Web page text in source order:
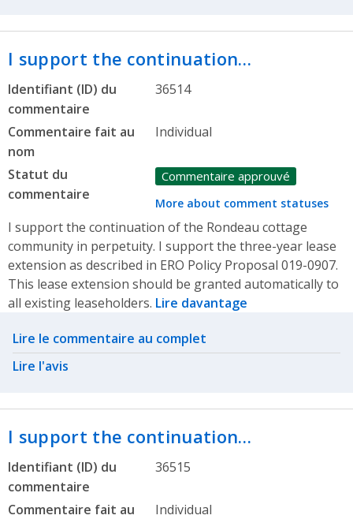
I support the continuation…
Identifiant (ID) du
commentaire
36514
Commentaire fait au
nom
Individual
Statut du
commentaire
Commentaire approuvé
More about comment statuses
I support the continuation of the Rondeau cottage
community in perpetuity. I support the three-year lease
extension as described in ERO Policy Proposal 019-0907.
This lease extension should be granted automatically to
all existing leaseholders. Lire davantage
Related actions
Lire le commentaire au complet
Lire l'avis
I support the continuation…
Identifiant (ID) du
commentaire
36515
Commentaire fait au
Individual